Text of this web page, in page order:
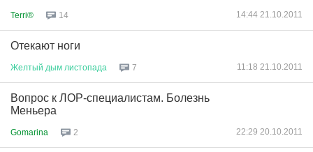
Terri® 14 14:44 21.10.2011
Отекают ноги
Желтый дым листопада 7 11:18 21.10.2011
Вопрос к ЛОР-специалистам. Болезнь
Меньера
Gomarina 2 22:29 20.10.2011